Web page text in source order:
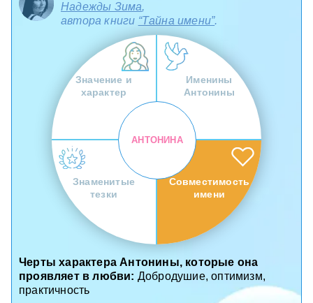
Надежды Зима,
автора книги “Тайна имени”.
Значение и
характер
Именины
Антонины
Знаменитые
тезки
Совместимость
имени
АНТОНИНА
Черты характера Антонины, которые она
проявляет в любви: Добродушие, оптимизм,
практичность